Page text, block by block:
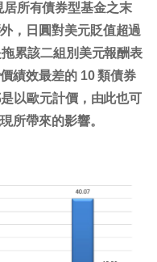
所有債券型基金之末
，日圓對美元貶值超過
累該二組別美元報酬表
績效最差的 10 類債券
以歐元計價，由此也可
所帶來的影響。